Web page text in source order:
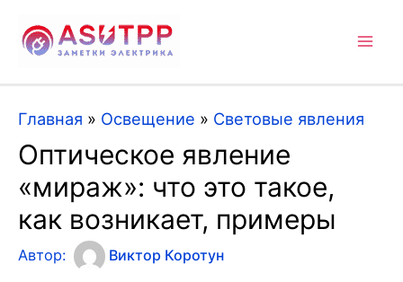
Главная » Освещение » Световые явления
Оптическое явление
«мираж»: что это такое,
как возникает, примеры
Автор: Виктор Коротун